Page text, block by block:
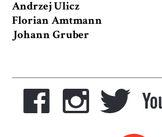
Andrzej Ulicz
Florian Amtmann
Johann Gruber